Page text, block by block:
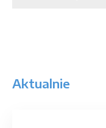
Aktualnie